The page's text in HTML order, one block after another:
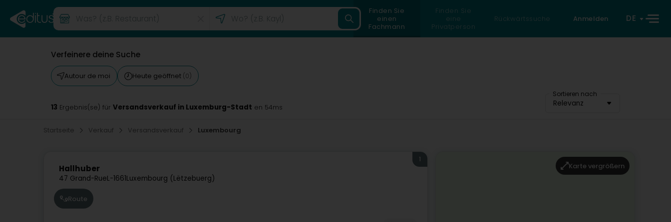
Finden Sie
einen
Fachmann
Finden Sie
eine
Privatperson
Rückwärtssuche Anmelden DE
Verfeinere deine Suche
Autour de moi Heute geöffnet (0)
Sortieren nach
Relevanz
13 Ergebnis(se) für Versandsverkauf in Luxemburg-Stadt en 54ms
Startseite Verkauf Versandsverkauf Luxembourg
Hallhuber
47 Grand-RueL-1661Luxembourg (Lëtzebuerg)
1
Route
Karte vergrößern